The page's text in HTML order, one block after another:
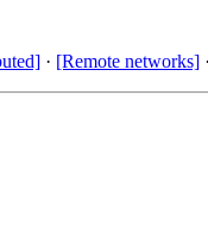
· [Remote networks]